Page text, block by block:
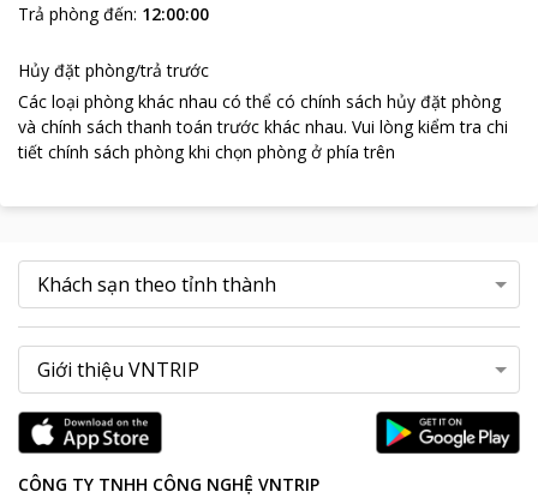
Trả phòng đến: 12:00:00
Hủy đặt phòng/trả trước
Các loại phòng khác nhau có thể có chính sách hủy đặt phòng
và chính sách thanh toán trước khác nhau. Vui lòng kiểm tra chi
tiết chính sách phòng khi chọn phòng ở phía trên
CÔNG TY TNHH CÔNG NGHỆ VNTRIP